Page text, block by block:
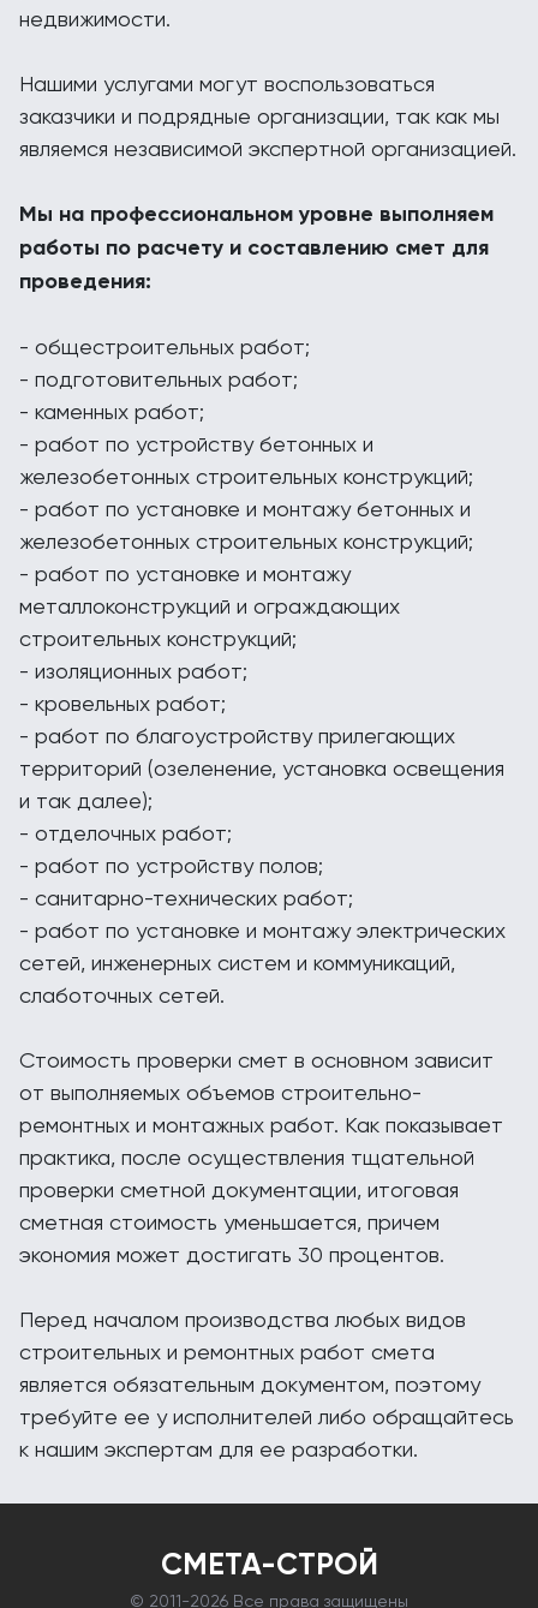
недвижимости.
Нашими услугами могут воспользоваться
заказчики и подрядные организации, так как мы
являемся независимой экспертной организацией.
Мы на профессиональном уровне выполняем
работы по расчету и составлению смет для
проведения:
- общестроительных работ;
- подготовительных работ;
- каменных работ;
- работ по устройству бетонных и
железобетонных строительных конструкций;
- работ по установке и монтажу бетонных и
железобетонных строительных конструкций;
- работ по установке и монтажу
металлоконструкций и ограждающих
строительных конструкций;
- изоляционных работ;
- кровельных работ;
- работ по благоустройству прилегающих
территорий (озеленение, установка освещения
и так далее);
- отделочных работ;
- работ по устройству полов;
- санитарно-технических работ;
- работ по установке и монтажу электрических
сетей, инженерных систем и коммуникаций,
слаботочных сетей.
Стоимость проверки смет в основном зависит
от выполняемых объемов строительно-
ремонтных и монтажных работ. Как показывает
практика, после осуществления тщательной
проверки сметной документации, итоговая
сметная стоимость уменьшается, причем
экономия может достигать 30 процентов.
Перед началом производства любых видов
строительных и ремонтных работ смета
является обязательным документом, поэтому
требуйте ее у исполнителей либо обращайтесь
к нашим экспертам для ее разработки.
СМЕТА-СТРОЙ
© 2011-2026 Все права защищены